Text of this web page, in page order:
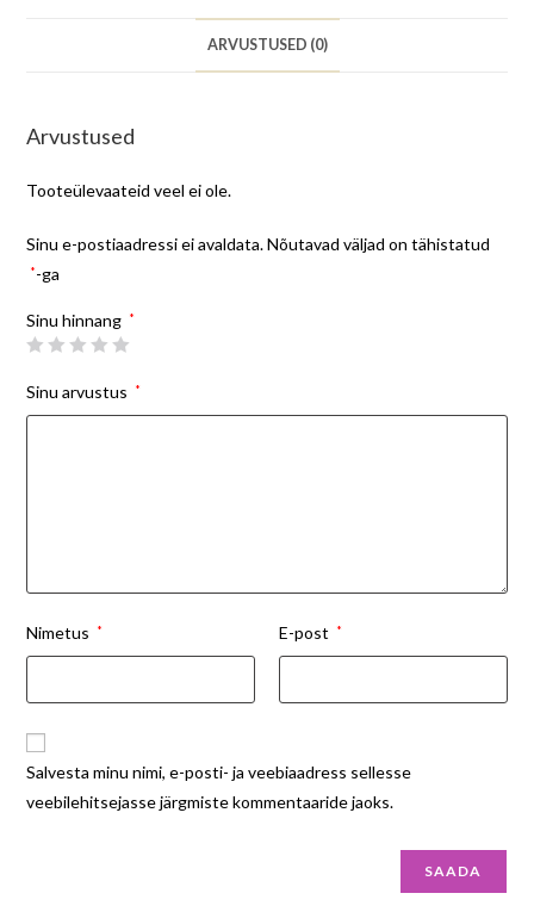
ARVUSTUSED (0)
Arvustused
Tooteülevaateid veel ei ole.
Sinu e-postiaadressi ei avaldata. Nõutavad väljad on tähistatud
*-ga
Sinu hinnang *
Sinu arvustus *
Nimetus * E-post *
Salvesta minu nimi, e-posti- ja veebiaadress sellesse
veebilehitsejasse järgmiste kommentaaride jaoks.